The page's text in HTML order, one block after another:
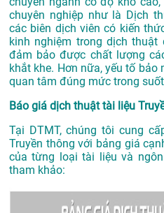
chuyên nghiệp như là Dịch
các biên dịch viên có kiến
kinh nghiệm trong dịch
đảm bảo được chất lượng
khắt khe. Hơn nữa, yếu tố
quan tâm đúng mức trong
Báo giá dịch thuật tài liệu
Tại DTMT, chúng tôi cung
Truyền thông với bảng giá
của từng loại tài liệu và
tham khảo: